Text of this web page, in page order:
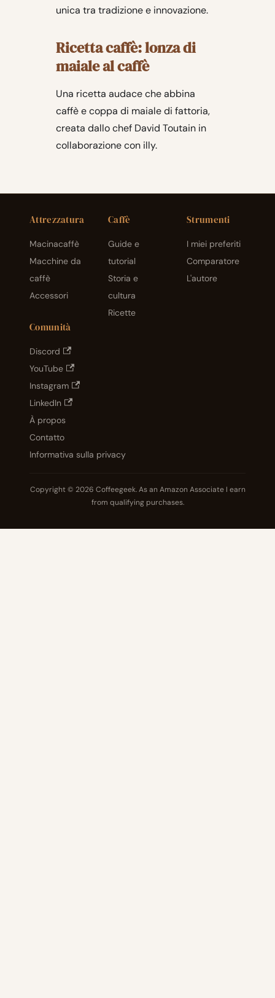
unica tra tradizione e innovazione.
Ricetta caffè: lonza di
maiale al caffè
Una ricetta audace che abbina
caffè e coppa di maiale di fattoria,
creata dallo chef David Toutain in
collaborazione con illy.
Attrezzatura
Macinacaffè
Macchine da
caffè
Accessori
Caffè
Guide e
tutorial
Storia e
cultura
Ricette
Strumenti
I miei preferiti
Comparatore
L'autore
Comunità
Discord
YouTube
Instagram
LinkedIn
À propos
Contatto
Informativa sulla privacy
Copyright © 2026 Coffeegeek. As an Amazon Associate I earn
from qualifying purchases.